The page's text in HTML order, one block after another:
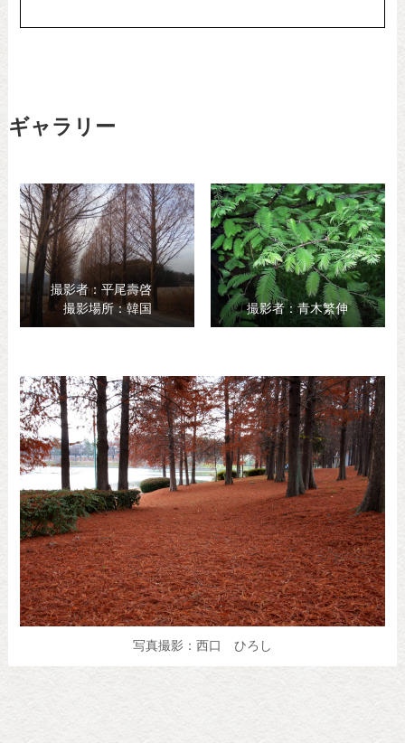
ギャラリー
撮影者：平尾壽啓
撮影場所：韓国
撮影者：青木繁伸
写真撮影：西口 ひろし